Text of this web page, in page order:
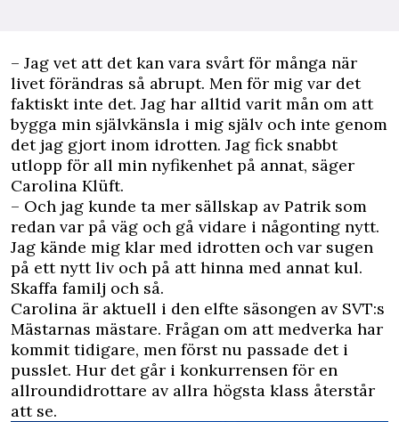
– Jag vet att det kan vara svårt för många när
livet förändras så abrupt. Men för mig var det
faktiskt inte det. Jag har alltid varit mån om att
bygga min självkänsla i mig själv och inte genom
det jag gjort inom idrotten. Jag fick snabbt
utlopp för all min nyfikenhet på annat, säger
Carolina Klüft.
– Och jag kunde ta mer sällskap av Patrik som
redan var på väg och gå vidare i någonting nytt.
Jag kände mig klar med idrotten och var sugen
på ett nytt liv och på att hinna med annat kul.
Skaffa familj och så.
Carolina är aktuell i den elfte säsongen av SVT:s
Mästarnas mästare. Frågan om att medverka har
kommit tidigare, men först nu passade det i
pusslet. Hur det går i konkurrensen för en
allroundidrottare av allra högsta klass återstår
att se.